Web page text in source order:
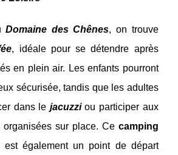
Domaine des Chênes, on trouve
, idéale pour se détendre après
en plein air. Les enfants pourront
sécurisée, tandis que les adultes
dans le jacuzziou participer aux
organisées sur place. Ce camping
est également un point de départ